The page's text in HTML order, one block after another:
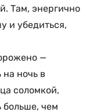
Там, энергично
и убедиться,
—
на ночь в
соломкой,
больше, чем